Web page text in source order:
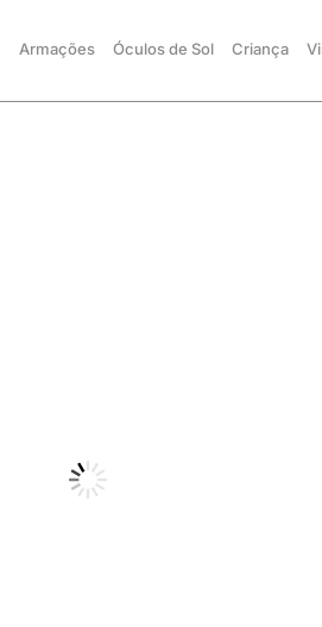
Armações Óculos de Sol Criança